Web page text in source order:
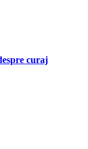
curaj